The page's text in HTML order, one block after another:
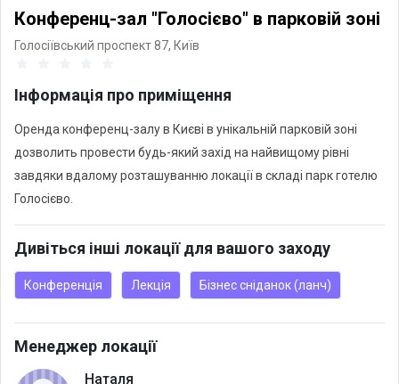
Конференц-зал "Голосієво" в парковій зоні
Голосіївський проспект 87, Київ
Інформація про приміщення
Оренда конференц-залу в Києві в унікальній парковій зоні
дозволить провести будь-який захід на найвищому рівні
завдяки вдалому розташуванню локації в складі парк готелю
Голосієво.
Дивіться інші локації для вашого заходу
Конференція Лекція Бізнес сніданок (ланч)
Менеджер локації
Наталя